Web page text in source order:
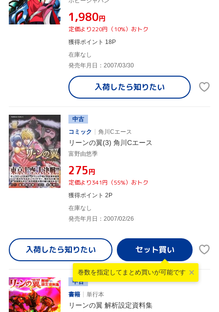
¥1,980円
定価より220円（10%）おトク
獲得ポイント 18P
在庫なし
発売年月日：2007/03/30
入荷したら知りたい
中古
コミック
角川Cエース
リーンの翼(3) 角川Cエース
富野由悠季
¥275円
定価より341円（55%）おトク
獲得ポイント 2P
在庫なし
発売年月日：2007/02/26
入荷したら知りたい
巻数を指定して まとめ買いが可能です
中古
書籍
単行本
リーンの翼 解析設定資料集